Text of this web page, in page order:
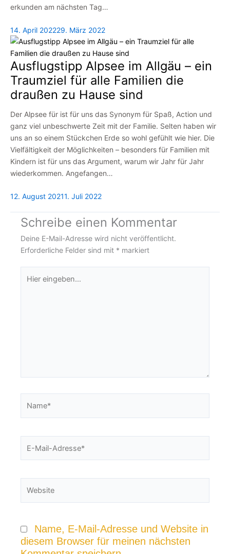
erkunden am nächsten Tag…
14. April 202229. März 2022
Ausflugstipp Alpsee im Allgäu – ein
Traumziel für alle Familien die
draußen zu Hause sind
Der Alpsee für ist für uns das Synonym für Spaß, Action und
ganz viel unbeschwerte Zeit mit der Familie. Selten haben wir
uns an so einem Stückchen Erde so wohl gefühlt wie hier. Die
Vielfältigkeit der Möglichkeiten – besonders für Familien mit
Kindern ist für uns das Argument, warum wir Jahr für Jahr
wiederkommen. Angefangen…
12. August 20211. Juli 2022
Schreibe einen Kommentar
Deine E-Mail-Adresse wird nicht veröffentlicht.
Erforderliche Felder sind mit * markiert
eingeben…
Mail-
Name, E-Mail-Adresse und Website in
diesem Browser für meinen nächsten